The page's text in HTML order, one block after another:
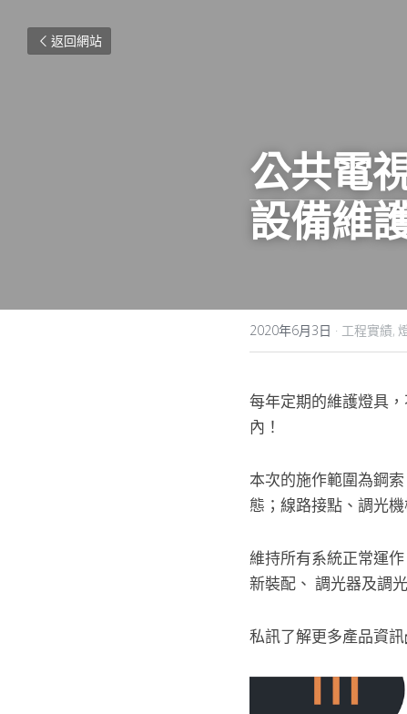
返回網站
公共電
設備維
2020年6月3日 · 工程實績,
每年定期的維護燈具
內！
本次的施作範圍為鋼
態；線路接點、調光機
維持所有系統正常運
新裝配、 調光器及調
私訊了解更多產品資